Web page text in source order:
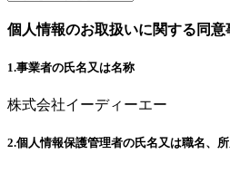
個人情報のお取扱いに関する同意
1.事業者の氏名又は名称
株式会社イーディーエー
2.個人情報保護管理者の氏名又は職名、